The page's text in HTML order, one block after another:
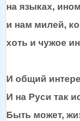
на языках,
и нам милей,
хоть и чужое
И общий
И на Руси так
Быть может,